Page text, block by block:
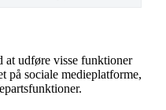
udføre visse funktioner
på sociale medieplatforme,